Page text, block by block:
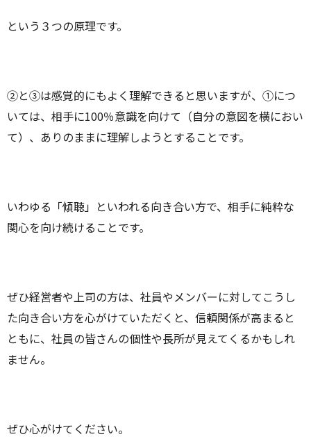
という３つの原理です。
②と③は感覚的にもよく理解できると思いますが、①につ
いては、相手に100％意識を向けて（自分の意図を横におい
て）、ありのままに理解しようとすることです。
いわゆる「傾聴」といわれる向き合い方で、相手に純粋な
関心を向け続けることです。
ぜひ経営者や上司の方は、社員やメンバーに対してこうし
た向き合い方を心がけていただくと、信頼関係が高まると
ともに、社員の皆さんの個性や長所が見えてくるかもしれ
ません。
ぜひ心がけてください。